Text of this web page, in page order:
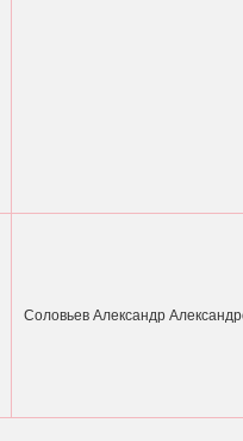
Соловьев Александр